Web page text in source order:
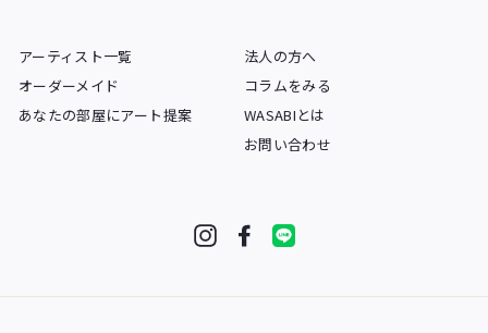
アーティスト一覧
オーダーメイド
あなたの部屋にアート提案
法人の方へ
コラムをみる
WASABIとは
お問い合わせ